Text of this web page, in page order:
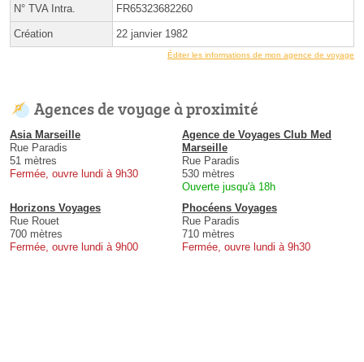
N° TVA Intra. FR65323682260
Création 22 janvier 1982
Éditer les informations de mon agence de voyage
Agences de voyage à proximité
Asia Marseille
Rue Paradis
51 mètres
Fermée, ouvre lundi à 9h30
Agence de Voyages Club Med
Marseille
Rue Paradis
530 mètres
Ouverte jusqu'à 18h
Horizons Voyages
Rue Rouet
700 mètres
Fermée, ouvre lundi à 9h00
Phocéens Voyages
Rue Paradis
710 mètres
Fermée, ouvre lundi à 9h30